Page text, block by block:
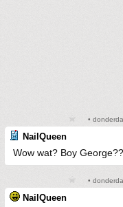
•
NailQueen
Wow wat? Boy
•
NailQueen